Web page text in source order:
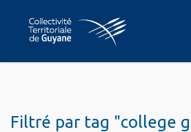
Filtré par tag "college